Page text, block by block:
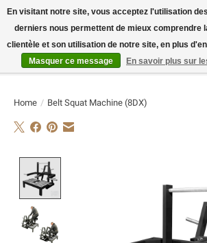
E-MAIL:info@flame-sport.deTEL.: +49 1525 9705 011
Home / Belt Squat Machine (8DX)
En visitant notre site, vous acceptez l'utilisation
derniers nous permettent de mieux comprendre
clientèle et son utilisation de notre site, en plus
Masquer ce message
En savoir plus sur